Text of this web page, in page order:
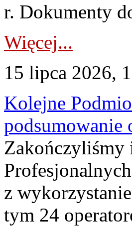
r. Dokumenty
Więcej...
15 lipca 2026,
Kolejne
podsumowanie
Zakończyliśmy
z
tym 24